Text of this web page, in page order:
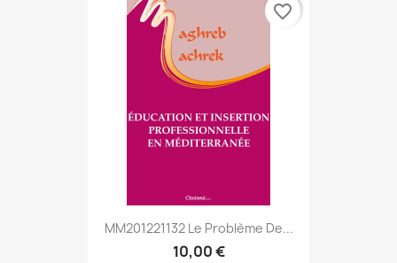
MM201221132 Le Problème De...
10,00 €
favorite_border